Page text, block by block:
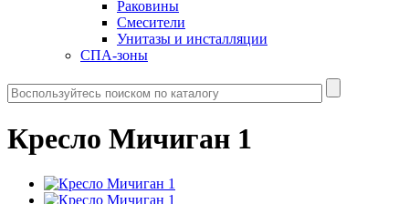
Раковины
Смесители
Унитазы и инсталляции
СПА-зоны
Кресло Мичиган 1